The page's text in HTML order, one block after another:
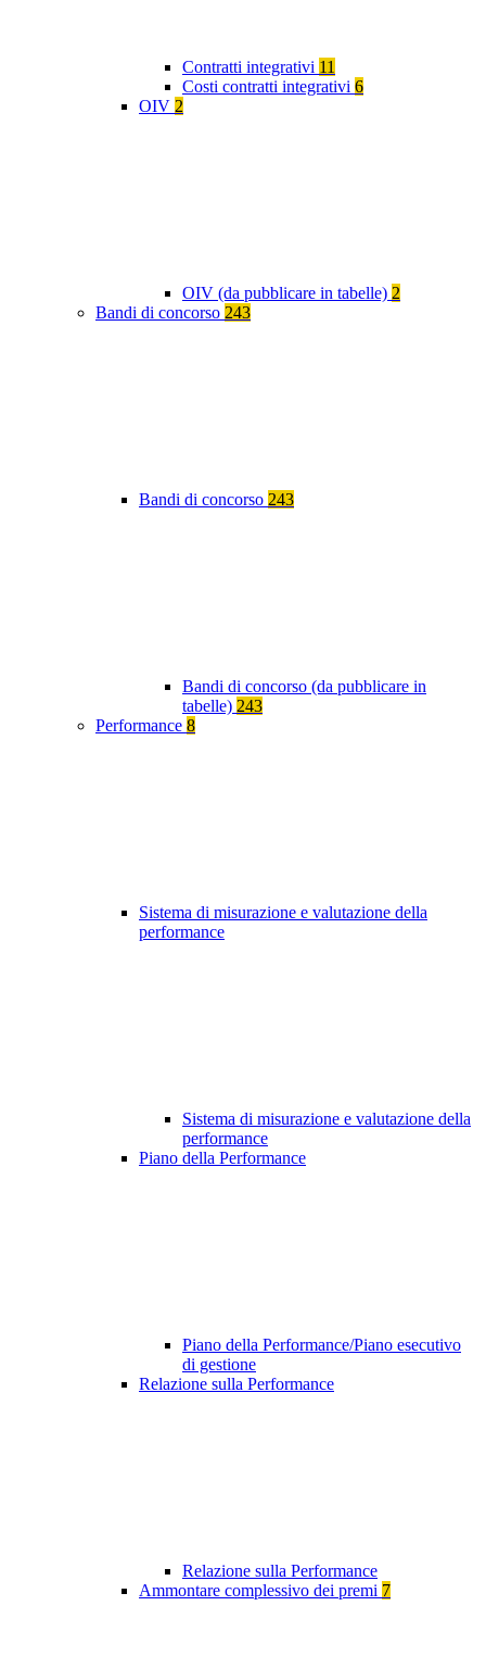
Contratti integrativi 11
Costi contratti integrativi 6
OIV 2
OIV (da pubblicare in tabelle) 2
Bandi di concorso 243
Bandi di concorso 243
Bandi di concorso (da pubblicare in
tabelle) 243
Performance 8
Sistema di misurazione e valutazione della
performance
Sistema di misurazione e valutazione della
performance
Piano della Performance
Piano della Performance/Piano esecutivo
di gestione
Relazione sulla Performance
Relazione sulla Performance
Ammontare complessivo dei premi 7